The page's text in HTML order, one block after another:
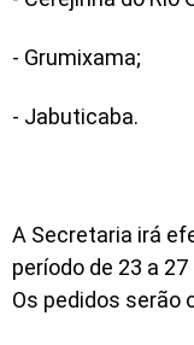
- Grumixama;
- Jabuticaba.
A Secretaria irá
período de 23 a
Os pedidos serão